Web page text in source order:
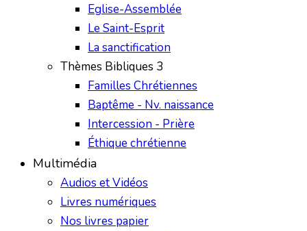
Eglise-Assemblée
Le Saint-Esprit
La sanctification
Thèmes Bibliques 3
Familles Chrétiennes
Baptême - Nv. naissance
Intercession - Prière
Éthique chrétienne
Multimédia
Audios et Vidéos
Livres numériques
Nos livres papier